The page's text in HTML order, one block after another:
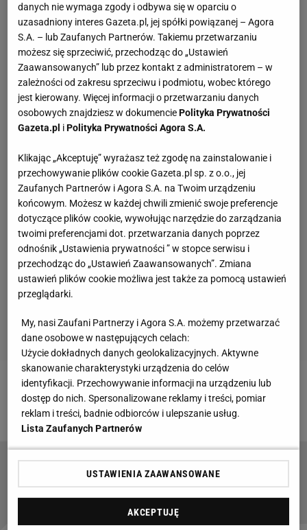
Zobacz wideoMichniewicz o odejściu Juranovicia:
To się szybko potoczyło. Odszedł z klasą
Komentator TVP zaskoczył na antenie. Nagle
danych nie wymaga zgody i odbywa się w oparciu o
uzasadniony interes Gazeta.pl, jej spółki powiązanej – Agora
S.A. – lub Zaufanych Partnerów. Takiemu przetwarzaniu
możesz się sprzeciwić, przechodząc do „Ustawień
Zaawansowanych” lub przez kontakt z administratorem – w
zależności od zakresu sprzeciwu i podmiotu, wobec którego
jest kierowany. Więcej informacji o przetwarzaniu danych
osobowych znajdziesz w dokumenciePolityka Prywatności
Gazeta.pl iPolityka Prywatności Agora S.A.
Klikając „Akceptuję” wyrażasz też zgodę na zainstalowanie i
przechowywanie plików cookie Gazeta.pl sp. z o.o., jej
Zaufanych Partnerów i Agora S.A. na Twoim urządzeniu
końcowym. Możesz w każdej chwili zmienić swoje preferencje
dotyczące plików cookie, wywołując narzędzie do zarządzania
twoimi preferencjami dot. przetwarzania danych poprzez
odnośnik „Ustawienia prywatności ” w stopce serwisu i
przechodząc do „Ustawień Zaawansowanych”. Zmiana
ustawień plików cookie możliwa jest także za pomocą ustawień
przeglądarki.
My, nasi Zaufani Partnerzy i Agora S.A. możemy przetwarzać
dane osobowe w następujących celach:
Użycie dokładnych danych geolokalizacyjnych. Aktywne
skanowanie charakterystyki urządzenia do celów
identyfikacji. Przechowywanie informacji na urządzeniu lub
dostęp do nich. Spersonalizowane reklamy i treści, pomiar
reklam i treści, badnie odbiorców i ulepszanie usług.
Lista Zaufanych Partnerów
USTAWIENIA ZAAWANSOWANE
AKCEPTUJĘ